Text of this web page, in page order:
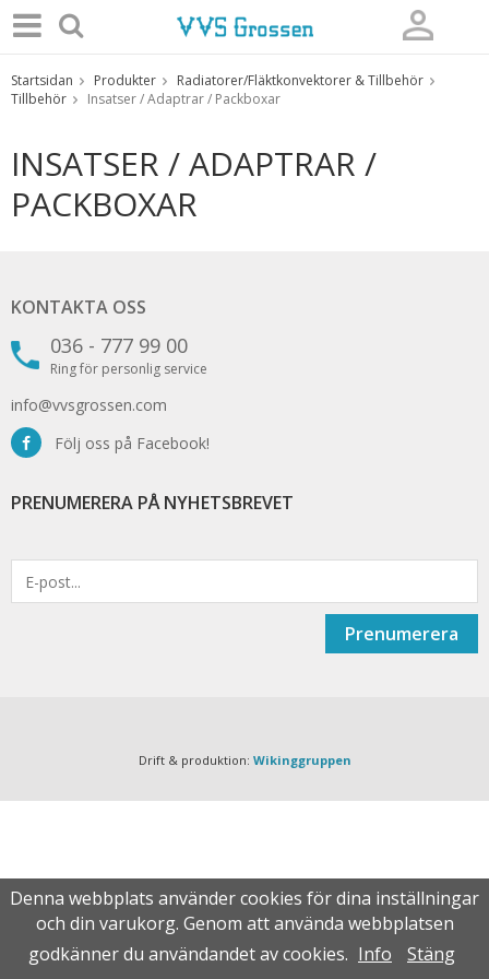
Produkten har blivit tillagd i varukorgen
Startsidan Produkter
Radiatorer/Fläktkonvektorer & Tillbehör
Tillbehör
Insatser / Adaptrar / Packboxar
INSATSER / ADAPTRAR /
PACKBOXAR
KONTAKTA OSS
036 - 777 99 00
Ring för personlig service
info@vvsgrossen.com
Följ oss på Facebook!
PRENUMERERA PÅ NYHETSBREVET
Prenumerera
Drift & produktion: Wikinggruppen
Denna webbplats använder cookies för dina inställningar
och din varukorg. Genom att använda webbplatsen
godkänner du användandet av cookies. Info Stäng